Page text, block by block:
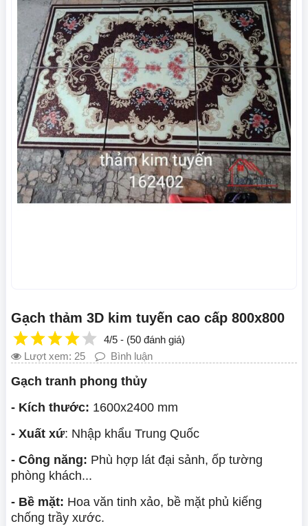
Gạch thảm 3D kim tuyến cao cấp 800x800
4/5 - (50 đánh giá)
Lượt xem: 25
Bình luận
Gạch tranh phong thủy
- Kích thước: 1600x2400 mm
- Xuất xứ: Nhập khẩu Trung Quốc
- Công năng: Phù hợp lát đại sảnh, ốp tường
phòng khách...
- Bề mặt: Hoa văn tinh xảo, bề mặt phủ kiếng
chống trầy xước.